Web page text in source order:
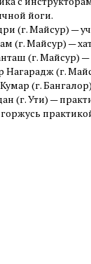
йоги.
(г. Майсур) —
(г. Майсур) —
(г. Майсур)
Нагарадж (г.
Кумар (г.
(г. Ути) —
горжусь